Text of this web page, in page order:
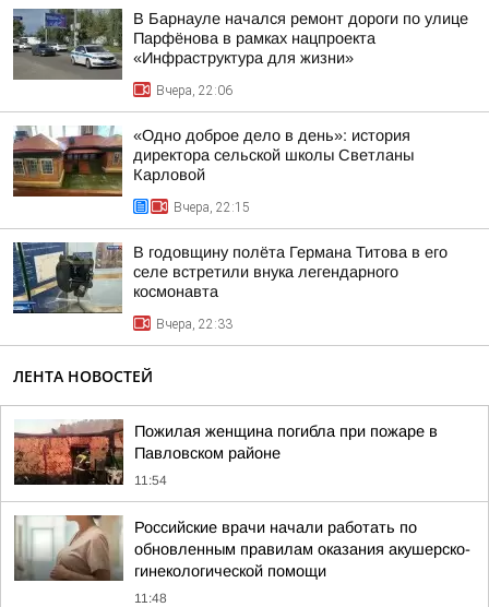
В Барнауле начался ремонт дороги по улице
Парфёнова в рамках нацпроекта
«Инфраструктура для жизни»
Вчера, 22:06
«Одно доброе дело в день»: история
директора сельской школы Светланы
Карловой
Вчера, 22:15
В годовщину полёта Германа Титова в его
селе встретили внука легендарного
космонавта
Вчера, 22:33
ЛЕНТА НОВОСТЕЙ
Пожилая женщина погибла при пожаре в
Павловском районе
11:54
Российские врачи начали работать по
обновленным правилам оказания акушерско-
гинекологической помощи
11:48